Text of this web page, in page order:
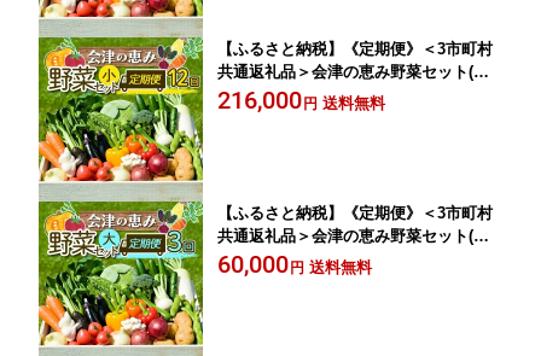
【ふるさと納税】《定期便》＜3市町村
共通返礼品＞会津の恵み野菜セット(小)
《全12回》 朝採れ 野菜 お米 精米 米 セ
ット 詰合せ 契約農家 朝採り 採れたて
216,000 円 送料無料
【ふるさと納税】《定期便》＜3市町村
共通返礼品＞会津の恵み野菜セット(大)
《全3回》 朝採れ 野菜 お米 精米 米 セ
ット 詰合せ 契約農家 朝採り 採れたて
60,000 円 送料無料